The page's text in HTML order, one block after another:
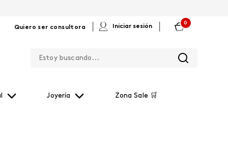
Quiero ser consultora Iniciar sesión
0
Joyería Zona Sale 🛒